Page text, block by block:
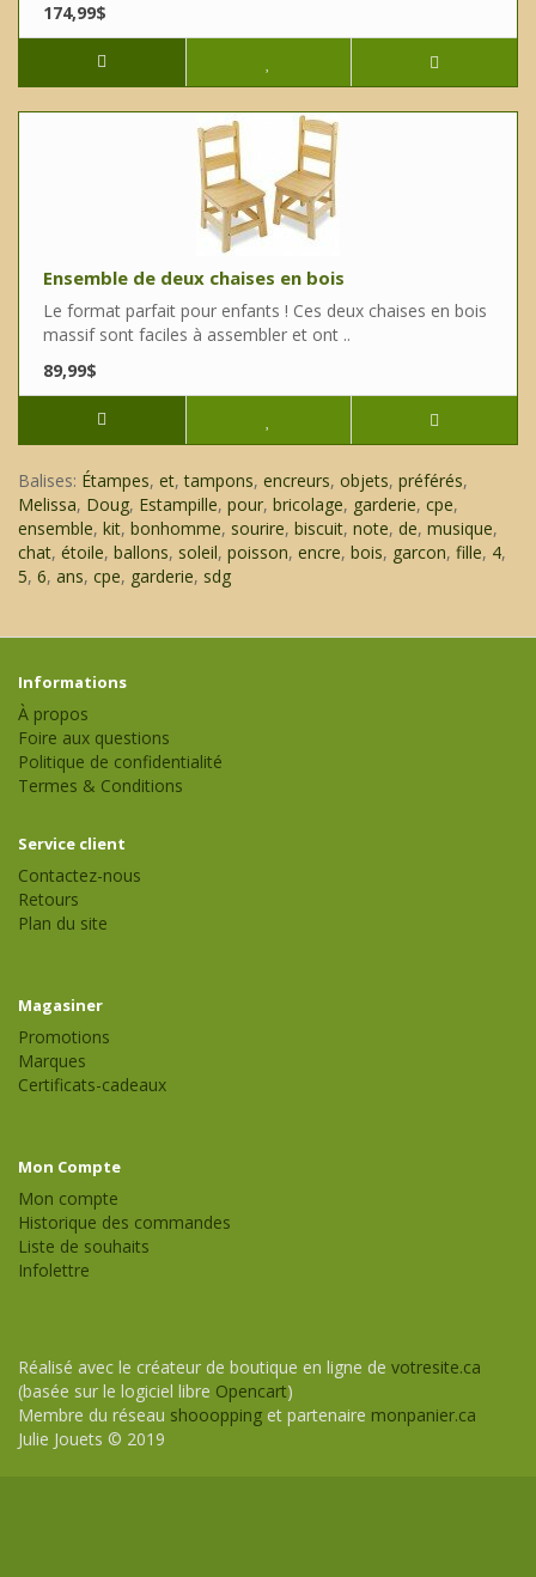
174,99$
Ensemble de deux chaises en bois
Le format parfait pour enfants ! Ces deux chaises en bois
massif sont faciles à assembler et ont ..
89,99$
Balises: Étampes, et,tampons, encreurs, objets, préférés,
Melissa, Doug, Estampille, pour, bricolage, garderie, cpe,
ensemble, kit, bonhomme, sourire, biscuit, note, de, musique,
chat, étoile, ballons, soleil, poisson, encre, bois, garcon, fille, 4,
5, 6, ans, cpe, garderie, sdg
Informations
À propos
Foire aux questions
Politique de confidentialité
Termes & Conditions
Service client
Contactez-nous
Retours
Plan du site
Magasiner
Promotions
Marques
Certificats-cadeaux
Mon Compte
Mon compte
Historique des commandes
Liste de souhaits
Infolettre
Réalisé avec le créateur de boutique en ligne de votresite.ca
(basée sur le logiciel libre Opencart)
Membre du réseau shooopping et partenaire monpanier.ca
Julie Jouets © 2019